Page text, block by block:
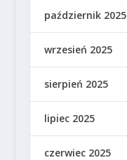
październik 2025
wrzesień 2025
sierpień 2025
lipiec 2025
czerwiec 2025